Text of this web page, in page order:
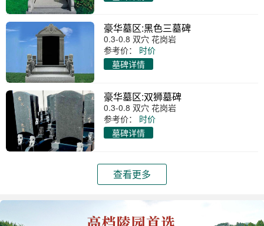
豪华墓区:黑色三墓碑
0.3-0.8 双穴 花岗岩
参考价：
时价
墓碑详情
豪华墓区:双狮墓碑
0.3-0.8 双穴 花岗岩
参考价：
时价
墓碑详情
查看更多